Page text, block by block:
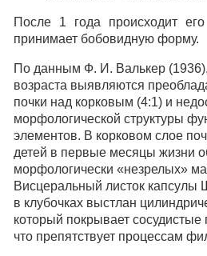
После 1 года происходит
принимает бобовидную форму.
По данным Ф. И. Валькер
возраста выявляются
почки над корковым (4:1) и
морфологической структуры
элементов. В корковом слое
детей в первые месяцы жизни
морфологически «незрелых»
Висцеральный листок
в клубочках выстлан
который покрывает сосудистые
что препятствует процессам